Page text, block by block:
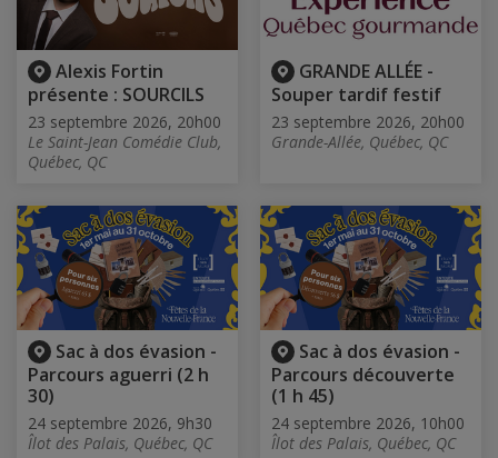
Alexis Fortin
présente : SOURCILS
23 septembre 2026, 20h00
Le Saint-Jean Comédie Club,
Québec, QC
GRANDE ALLÉE -
Souper tardif festif
23 septembre 2026, 20h00
Grande-Allée, Québec, QC
Sac à dos évasion -
Parcours aguerri (2 h
30)
24 septembre 2026, 9h30
Îlot des Palais, Québec, QC
Sac à dos évasion -
Parcours découverte
(1 h 45)
24 septembre 2026, 10h00
Îlot des Palais, Québec, QC